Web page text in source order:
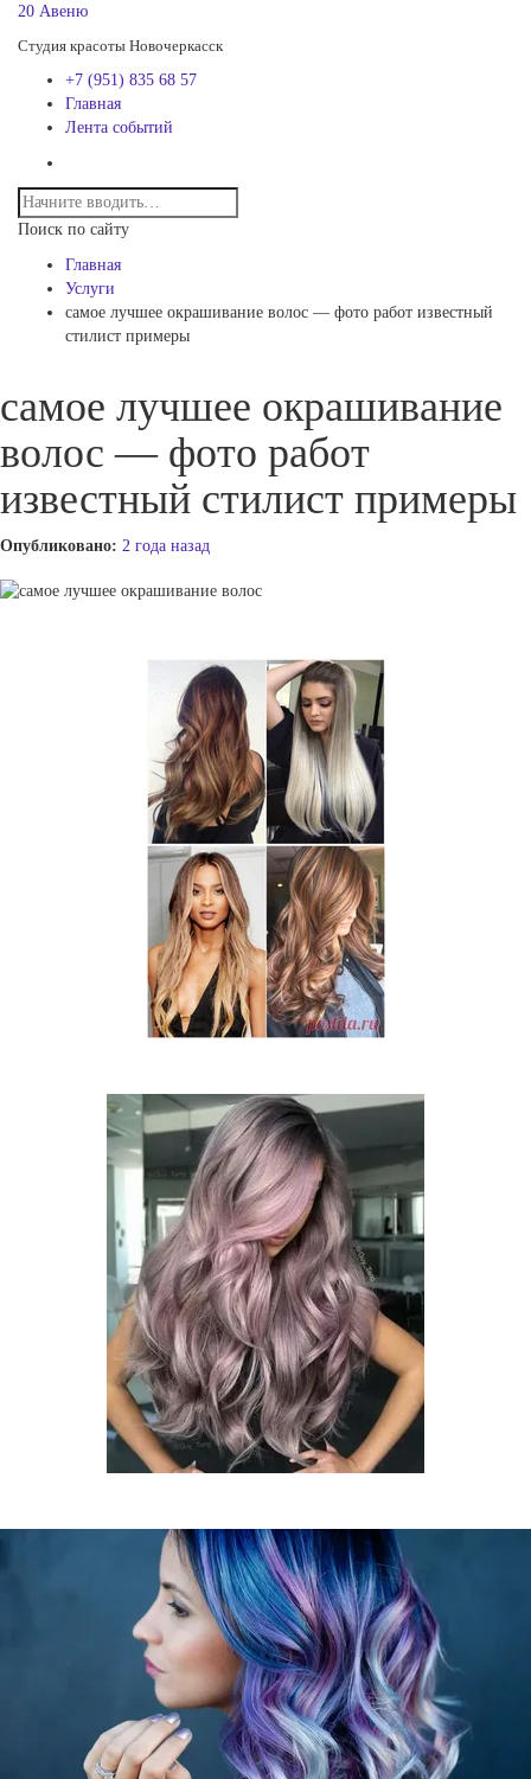
20 Авеню
Студия красоты Новочеркасск
+7 (951) 835 68 57
Главная
Лента событий
Поиск по сайту
Главная
Услуги
самое лучшее окрашивание волос — фото работ известный
стилист примеры
самое лучшее окрашивание
волос — фото работ
известный стилист примеры
Опубликовано: 2 года назад